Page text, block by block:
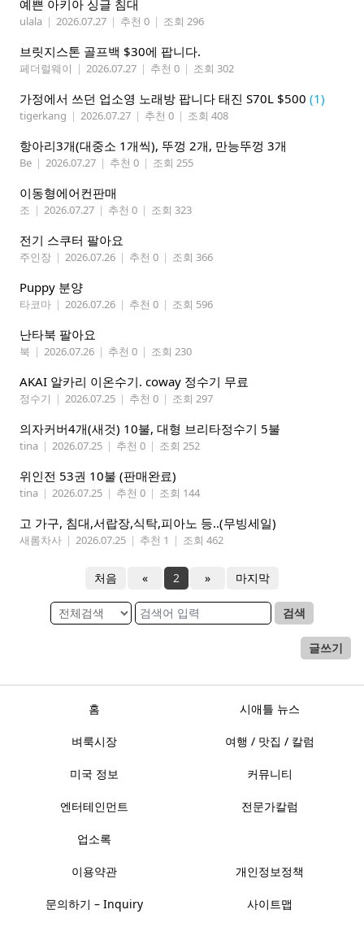
예쁜 아키아 싱글 침대
ulala | 2026.07.27 | 추천 0 | 조회 296
브릿지스톤 골프백 $30에 팝니다.
페더럴웨이 | 2026.07.27 | 추천 0 | 조회 302
가정에서 쓰던 업소영 노래방 팝니다 태진 S70L $500 (1)
tigerkang | 2026.07.27 | 추천 0 | 조회 408
항아리3개(대중소 1개씩), 뚜껑 2개, 만능뚜껑 3개
Be | 2026.07.27 | 추천 0 | 조회 255
이동형에어컨판매
조 | 2026.07.27 | 추천 0 | 조회 323
전기 스쿠터 팔아요
주인장 | 2026.07.26 | 추천 0 | 조회 366
Puppy 분양
타코마 | 2026.07.26 | 추천 0 | 조회 596
난타북 팔아요
북 | 2026.07.26 | 추천 0 | 조회 230
AKAI 알카리 이온수기. coway 정수기 무료
정수기 | 2026.07.25 | 추천 0 | 조회 297
의자커버4개(새것) 10불, 대형 브리타정수기 5불
tina | 2026.07.25 | 추천 0 | 조회 252
위인전 53권 10불 (판매완료)
tina | 2026.07.25 | 추천 0 | 조회 144
고 가구, 침대,서랍장,식탁,피아노 등..(무빙세일)
새롬차사 | 2026.07.25 | 추천 1 | 조회 462
처음 « 2 » 마지막
검색
글쓰기
홈 시애틀 뉴스
벼룩시장 여행 / 맛집 / 칼럼
미국 정보 커뮤니티
엔터테인먼트 전문가칼럼
업소록
이용약관 개인정보정책
문의하기 – Inquiry 사이트맵